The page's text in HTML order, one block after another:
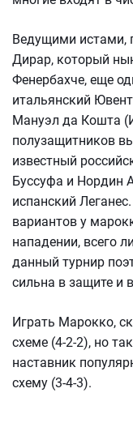
Ведущими истами,
Дирар, который
Фенербахче, еще
итальянский
Мануэл да Кошта
полузащитников
известный
Буссуфа и Нордин
испанский
вариантов у
нападении, всего
данный турнир
сильна в защите и
Играть Марокко,
схеме (4-2-2), но
наставник
схему (3-4-3).